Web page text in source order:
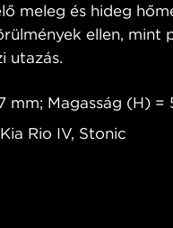
meleg és hideg
ellen, mint
utazás.
mm; Magasság (H) =
Rio IV, Stonic